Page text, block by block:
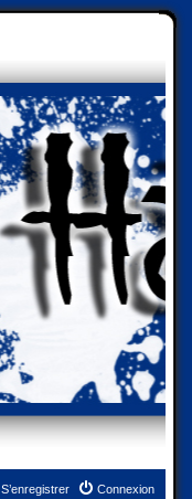
Connexion
S’enregistrer